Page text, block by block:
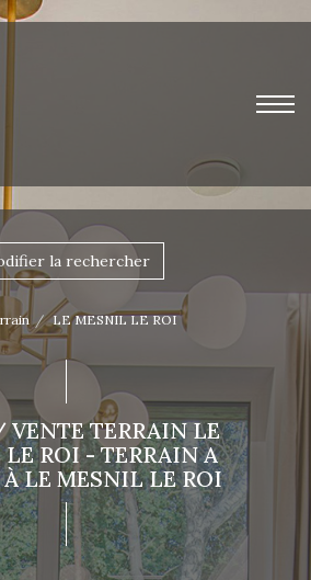
la rechercher
LE MESNIL LE ROI
TERRAIN LE
ROI - TERRAIN A
À LE MESNIL LE ROI